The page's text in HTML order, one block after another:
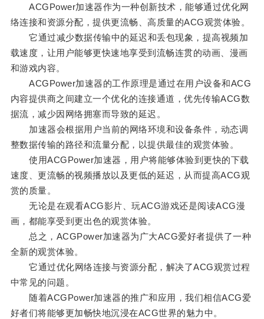
ACGPower加速器作为一种创新技术，能够通过优化网
络连接和资源分配，提供更流畅、高质量的ACG观赏体验。
它通过减少数据传输中的延迟和丢包现象，提高视频加
载速度，让用户能够更快速地享受到流畅连贯的动画、漫画
和游戏内容。
ACGPower加速器的工作原理是通过在用户设备和ACG
内容提供商之间建立一个优化的连接通道，优先传输ACG数
据流，减少因网络拥塞而导致的延迟。
加速器会根据用户当前的网络环境和设备条件，动态调
整数据传输的路径和流量分配，以提供最佳的观赏体验。
使用ACGPower加速器，用户将能够体验到更快的下载
速度、更流畅的视频播放以及更低的延迟，从而提高ACG观
赏的质量。
无论是在观看ACG影片、玩ACG游戏还是阅读ACG漫
画，都能享受到更出色的观赏体验。
总之，ACGPower加速器为广大ACG爱好者提供了一种
全新的观赏体验。
它通过优化网络连接与资源分配，解决了ACG观赏过程
中常见的问题。
随着ACGPower加速器的推广和应用，我们相信ACG爱
好者们将能够更加畅快地沉浸在ACG世界的魅力中。